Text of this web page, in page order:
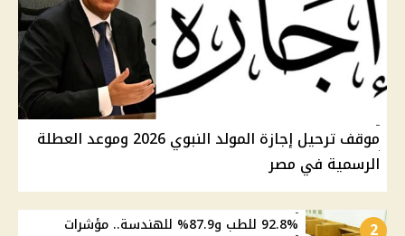
موقف ترحيل إجازة المولد النبوي 2026 وموعد العطلة
الرسمية في مصر
2
92.8% للطب و87.9% للهندسة.. مؤشرات